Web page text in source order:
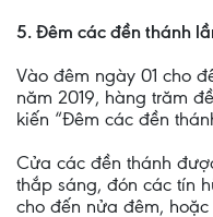
5. Ðêm các đền thánh
Vào đêm ngày 01 cho
năm 2019, hàng trăm
kiến “Ðêm các đền
Cửa các đền thánh
thắp sáng, đón các tín
cho đến nửa đêm,